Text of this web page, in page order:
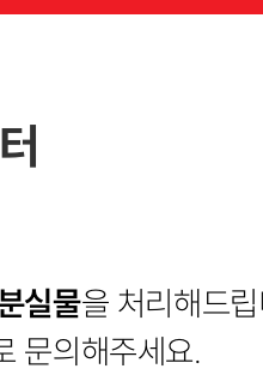
실물을 처리해드
문의해주세요.